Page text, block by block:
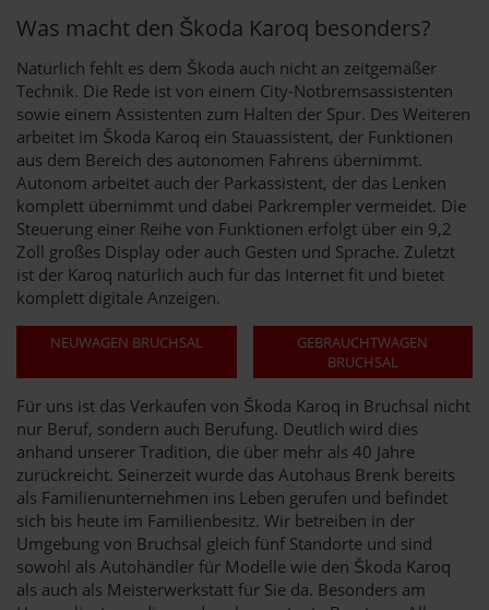
Was macht den Škoda Karoq besonders?
Natürlich fehlt es dem Škoda auch nicht an zeitgemäßer
Technik. Die Rede ist von einem City-Notbremsassistenten
sowie einem Assistenten zum Halten der Spur. Des Weiteren
arbeitet im Škoda Karoq ein Stauassistent, der Funktionen
aus dem Bereich des autonomen Fahrens übernimmt.
Autonom arbeitet auch der Parkassistent, der das Lenken
komplett übernimmt und dabei Parkrempler vermeidet. Die
Steuerung einer Reihe von Funktionen erfolgt über ein 9,2
Zoll großes Display oder auch Gesten und Sprache. Zuletzt
ist der Karoq natürlich auch für das Internet fit und bietet
komplett digitale Anzeigen.
NEUWAGEN BRUCHSAL
GEBRAUCHTWAGEN
BRUCHSAL
Für uns ist das Verkaufen von Škoda Karoq in Bruchsal nicht
nur Beruf, sondern auch Berufung. Deutlich wird dies
anhand unserer Tradition, die über mehr als 40 Jahre
zurückreicht. Seinerzeit wurde das Autohaus Brenk bereits
als Familienunternehmen ins Leben gerufen und befindet
sich bis heute im Familienbesitz. Wir betreiben in der
Umgebung von Bruchsal gleich fünf Standorte und sind
sowohl als Autohändler für Modelle wie den Škoda Karoq
als auch als Meisterwerkstatt für Sie da. Besonders am